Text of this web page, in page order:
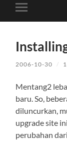
Toggle
mobile
2006-10-30 /
Mentang2
baru. So,
diluncurkan,
upgrade site
perubahan